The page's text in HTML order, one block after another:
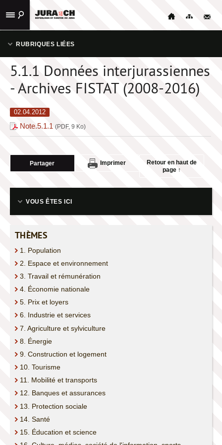
UTILES
CONTACT
NAVIGATION
RUBRIQUES LIÉES
ACCUEIL
HOME
LIENS UTILES
CONTACT
5.1.1 Données interjurassiennes
- Archives FISTAT (2008-2016)
02.04.2012
Note.5.1.1 (PDF, 9 Ko)
Partager Imprimer
Retour en haut de
page ↑
VOUS ÊTES ICI
THÈMES
1. Population
2. Espace et environnement
3. Travail et rémunération
4. Économie nationale
5. Prix et loyers
6. Industrie et services
7. Agriculture et sylviculture
8. Énergie
9. Construction et logement
10. Tourisme
11. Mobilité et transports
12. Banques et assurances
13. Protection sociale
14. Santé
15. Éducation et science